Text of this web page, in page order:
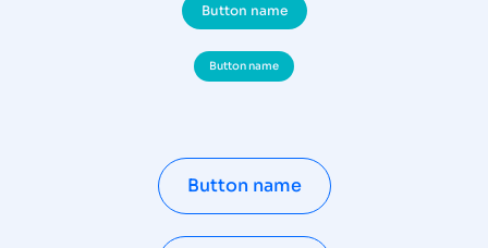
Button name
Button name
Button name